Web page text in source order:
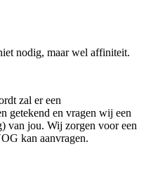
nodig, maar wel affiniteit.
zal er een
getekend en vragen wij een
van jou. Wij zorgen voor een
kan aanvragen.